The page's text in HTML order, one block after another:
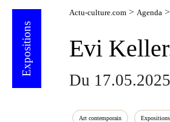
Actu-culture.com > Agenda >
Expositions Evi
Du
Art contemporain Expositions